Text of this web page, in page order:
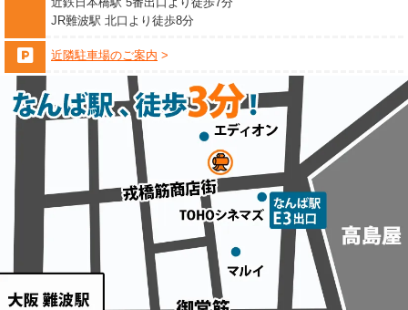
JR難波駅 北口より徒歩8分
近隣駐車場のご案内